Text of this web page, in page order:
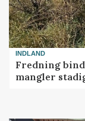
INDLAND
Fredning
mangler